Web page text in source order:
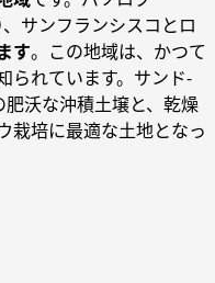
サンフランシスコとロ
す。この地域は、かつて
られています。サンド-
肥沃な沖積土壌と、乾燥
栽培に最適な土地となっ